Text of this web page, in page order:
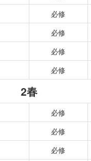
必修
必修
必修
必修
2春
必修
必修
必修